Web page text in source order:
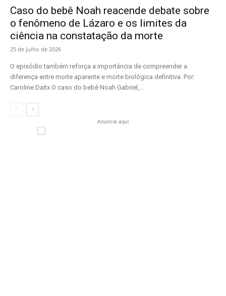
Caso do bebê Noah reacende debate sobre
o fenômeno de Lázaro e os limites da
ciência na constatação da morte
25 de julho de 2026
O episódio também reforça a importância de compreender a
diferença entre morte aparente e morte biológica definitiva. Por:
Caroline Daitx O caso do bebê Noah Gabriel,...
Anuncie aqui